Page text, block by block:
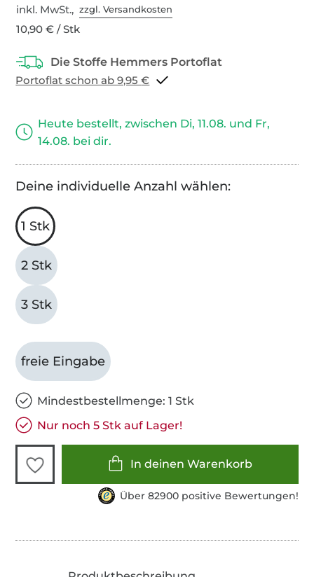
inkl. MwSt.,zzgl. Versandkosten
10,90 € / Stk
Portoflat schon ab 9,95 €
Heute bestellt, zwischen Di, 11.08. und Fr,
14.08. bei dir.
Deine individuelle Anzahl wählen:
1 Stk
2 Stk
3 Stk
freie Eingabe
Mindestbestellmenge: 1 Stk
Nur noch 5 Stk auf Lager!
In deinen Warenkorb
Über 82900 positive Bewertungen!